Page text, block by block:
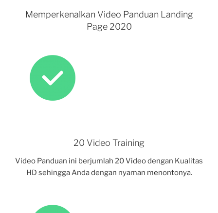
Memperkenalkan Video Panduan Landing
Page 2020
20 Video Training
Video Panduan ini berjumlah 20 Video dengan Kualitas
HD sehingga Anda dengan nyaman menontonya.